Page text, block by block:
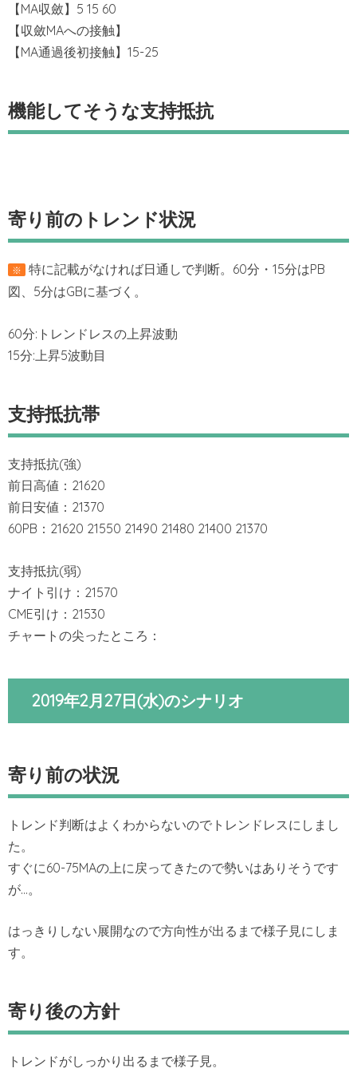
【MA収斂】5 15 60
【収斂MAへの接触】
【MA通過後初接触】15-25
機能してそうな支持抵抗
寄り前のトレンド状況
※
特に記載がなければ日通しで判断。60分・15分はPB
図、5分はGBに基づく。
60分:トレンドレスの上昇波動
15分:上昇5波動目
支持抵抗帯
支持抵抗(強)
前日高値：21620
前日安値：21370
60PB：21620 21550 21490 21480 21400 21370
支持抵抗(弱)
ナイト引け：21570
CME引け：21530
チャートの尖ったところ：
2019年2月27日(水)のシナリオ
寄り前の状況
トレンド判断はよくわからないのでトレンドレスにしまし
た。
すぐに60-75MAの上に戻ってきたので勢いはありそうです
が…。
はっきりしない展開なので方向性が出るまで様子見にしま
す。
寄り後の方針
トレンドがしっかり出るまで様子見。